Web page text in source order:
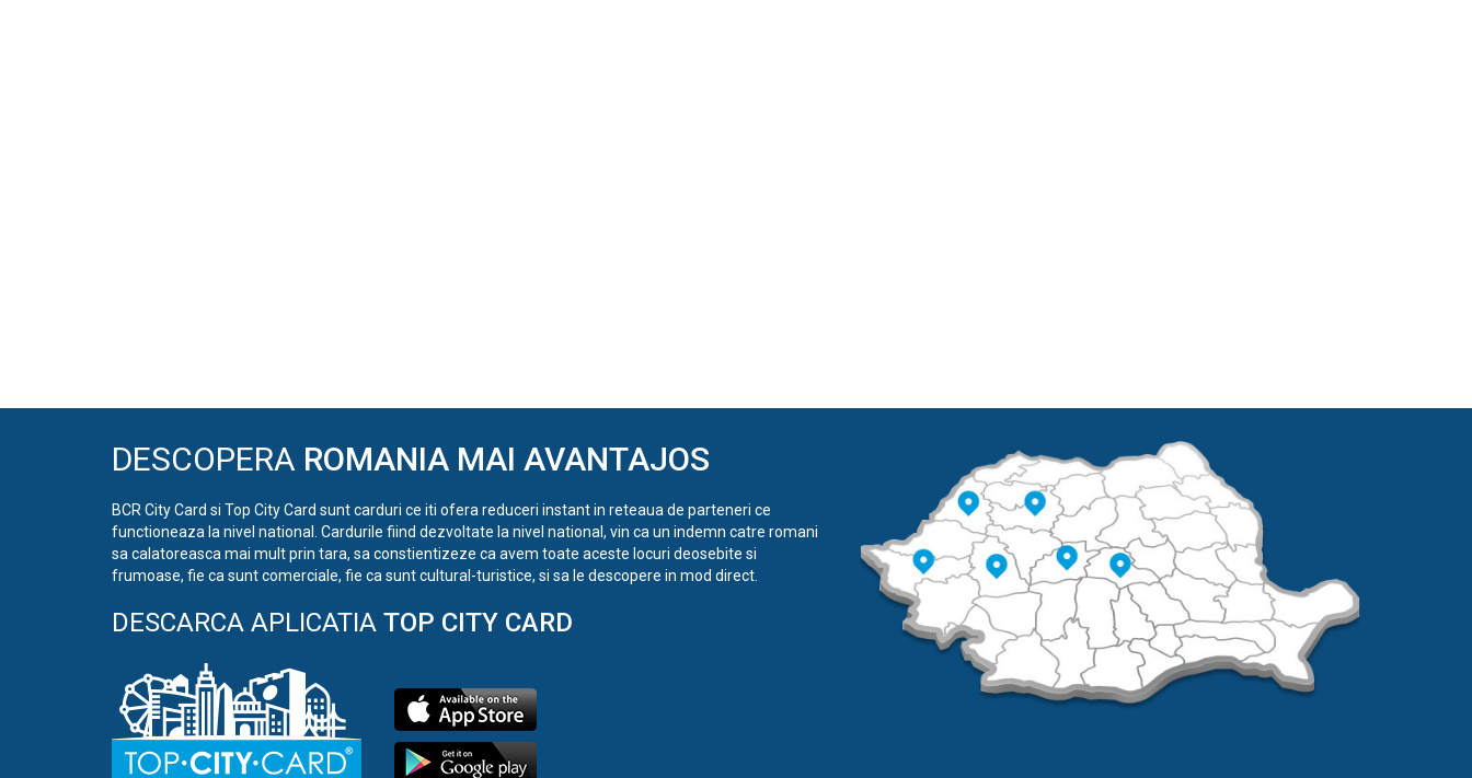
DESCOPERA ROMANIA MAI AVANTAJOS
BCR City Card si Top City Card sunt carduri ce iti ofera reduceri instant in reteaua de parteneri ce
functioneaza la nivel national. Cardurile fiind dezvoltate la nivel national, vin ca un indemn catre romani
sa calatoreasca mai mult prin tara, sa constientizeze ca avem toate aceste locuri deosebite si
frumoase, fie ca sunt comerciale, fie ca sunt cultural-turistice, si sa le descopere in mod direct.
DESCARCA APLICATIA TOP CITY CARD